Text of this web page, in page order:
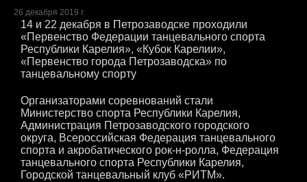
26 декабря 2019 г.
14 и 22 декабря в Петрозаводске проходили
«Первенство Федерации танцевального спорта
Республики Карелия», «Кубок Карелии»,
«Первенство города Петрозаводска» по
танцевальному спорту
Организаторами соревнований стали
Министерство спорта Республики Карелия,
Администрация Петрозаводского городского
округа, Всероссийская Федерация танцевального
спорта и акробатического рок-н-ролла, Федерация
танцевального спорта Республики Карелия,
Городской танцевальный клуб «РИТМ».